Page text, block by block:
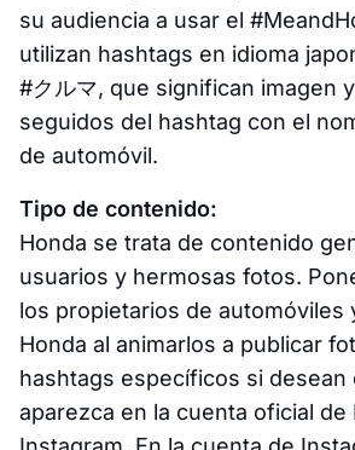
su audiencia a usar el
utilizan hashtags en idioma
#クルマ, que significan imagen
seguidos del hashtag con el
de automóvil.
Tipo de contenido:
Honda se trata de contenido
usuarios y hermosas fotos.
los propietarios de automóviles
Honda al animarlos a publicar
hashtags específicos si desean
aparezca en la cuenta oficial de